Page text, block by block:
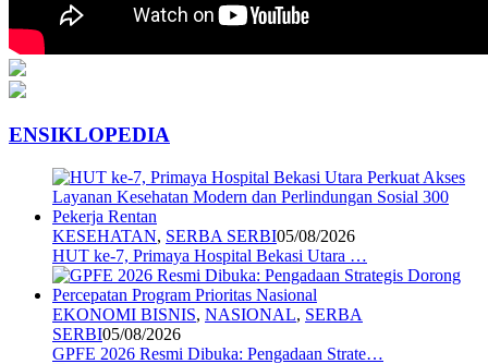
ENSIKLOPEDIA
KESEHATAN, SERBA SERBI05/08/2026
HUT ke-7, Primaya Hospital Bekasi Utara …
EKONOMI BISNIS, NASIONAL, SERBA
SERBI05/08/2026
GPFE 2026 Resmi Dibuka: Pengadaan Strate…